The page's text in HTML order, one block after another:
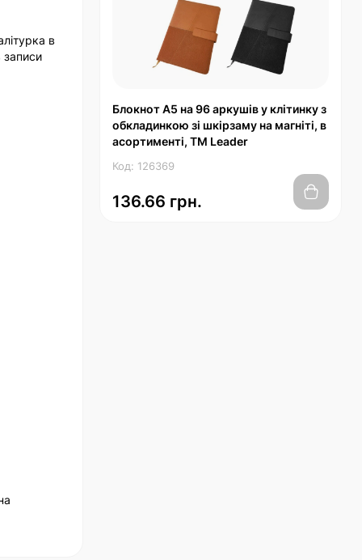
в
записи
Блокнот А5 на 96 аркушів у клітинку з
обкладинкою зі шкірзаму на магніті, в
асортименті, TM Leader
Код: 126369
136.66 грн.